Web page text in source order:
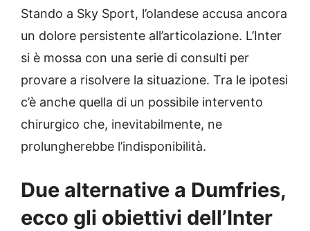
Stando a Sky Sport, l’olandese accusa ancora
un dolore persistente all’articolazione. L’Inter
si è mossa con una serie di consulti per
provare a risolvere la situazione. Tra le ipotesi
c’è anche quella di un possibile intervento
chirurgico che, inevitabilmente, ne
prolungherebbe l’indisponibilità.
Due alternative a Dumfries,
ecco gli obiettivi dell’Inter